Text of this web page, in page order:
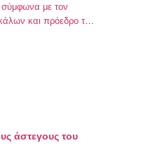
σύμφωνα με τον
και πρόεδρο της
των ατόμων που
μας
άστεγους του